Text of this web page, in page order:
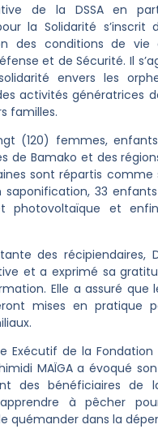
de la DSSA en
la Solidarité s’inscrit
des conditions de
et de Sécurité. Il
envers les
activités génératrices
familles.
(120) femmes,
de Bamako et des
sont répartis
saponification, 33
photovoltaïque et
des récipiendaires,
et a exprimé sa
Elle a assuré que
mises en pratique
Exécutif de la Fondation
MAÏGA a évoqué
des bénéficiaires de
à pêcher
quémander dans la